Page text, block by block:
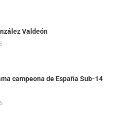
Valdeón
campeona de España Sub-14